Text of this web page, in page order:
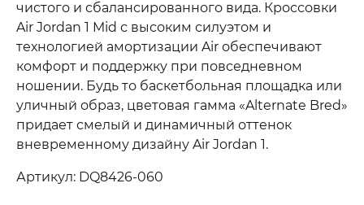
чистого и сбалансированного вида. Кроссовки
Air Jordan 1 Mid с высоким силуэтом и
технологией амортизации Air обеспечивают
комфорт и поддержку при повседневном
ношении. Будь то баскетбольная площадка или
уличный образ, цветовая гамма «Alternate Bred»
придает смелый и динамичный оттенок
вневременному дизайну Air Jordan 1.
Артикул: DQ8426-060